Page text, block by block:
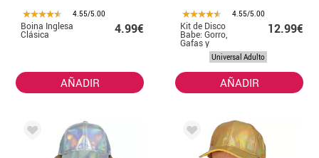
4.55/5.00
Boina Inglesa
Clásica 4.99€
AÑADIR
4.55/5.00
Kit de Disco
Babe: Gorro,
Gafas y
Pendientes
12.99€
Universal Adulto
AÑADIR